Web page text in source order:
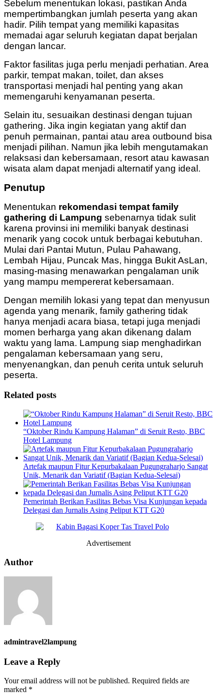
Sebelum menentukan lokasi, pastikan Anda
mempertimbangkan jumlah peserta yang akan
hadir. Pilih tempat yang memiliki kapasitas
memadai agar seluruh kegiatan dapat berjalan
dengan lancar.
Faktor fasilitas juga perlu menjadi perhatian. Area
parkir, tempat makan, toilet, dan akses
transportasi menjadi hal penting yang akan
memengaruhi kenyamanan peserta.
Selain itu, sesuaikan destinasi dengan tujuan
gathering. Jika ingin kegiatan yang aktif dan
penuh permainan, pantai atau area outbound bisa
menjadi pilihan. Namun jika lebih mengutamakan
relaksasi dan kebersamaan, resort atau kawasan
wisata alam dapat menjadi alternatif yang ideal.
Penutup
Menentukan rekomendasi tempat family
gathering di Lampung sebenarnya tidak sulit
karena provinsi ini memiliki banyak destinasi
menarik yang cocok untuk berbagai kebutuhan.
Mulai dari Pantai Mutun, Pulau Pahawang,
Lembah Hijau, Puncak Mas, hingga Bukit AsLan,
masing-masing menawarkan pengalaman unik
yang mampu mempererat kebersamaan.
Dengan memilih lokasi yang tepat dan menyusun
agenda yang menarik, family gathering tidak
hanya menjadi acara biasa, tetapi juga menjadi
momen berharga yang akan dikenang dalam
waktu yang lama. Lampung siap menghadirkan
pengalaman kebersamaan yang seru,
menyenangkan, dan penuh cerita untuk seluruh
peserta.
Related posts
“Oktober Rindu Kampung Halaman” di Seruit Resto, BBC
Hotel Lampung
Artefak maupun Fitur Kepurbakalaan Pugungraharjo Sangat
Unik, Menarik dan Variatif (Bagian Kedua-Selesai)
Pemerintah Berikan Fasilitas Bebas Visa Kunjungan kepada
Delegasi dan Jurnalis Asing Peliput KTT G20
Advertisement
Author
admintravel2lampung
Leave a Reply
Your email address will not be published. Required fields are
marked *